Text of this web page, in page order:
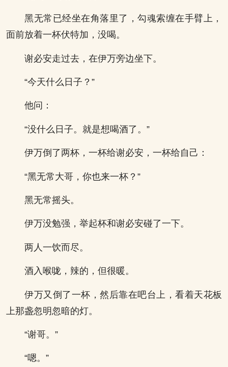
黑无常已经坐在角落里了，勾魂索缠在手臂上，
面前放着一杯伏特加，没喝。
谢必安走过去，在伊万旁边坐下。
“今天什么日子？”
他问：
“没什么日子。就是想喝酒了。”
伊万倒了两杯，一杯给谢必安，一杯给自己：
“黑无常大哥，你也来一杯？”
黑无常摇头。
伊万没勉强，举起杯和谢必安碰了一下。
两人一饮而尽。
酒入喉咙，辣的，但很暖。
伊万又倒了一杯，然后靠在吧台上，看着天花板
上那盏忽明忽暗的灯。
“谢哥。”
“嗯。”